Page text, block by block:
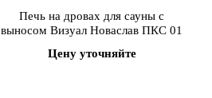
Печь на дровах для сауны с
выносом Визуал Новаслав ПКС 01
Цену уточняйте